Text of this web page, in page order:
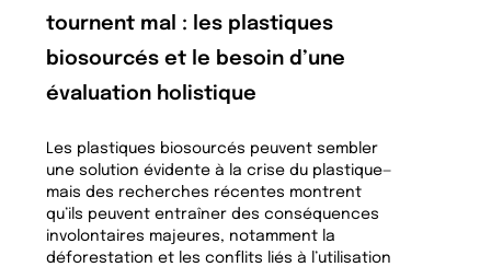
tournent mal : les plastiques
biosourcés et le besoin d’une
évaluation holistique
Les plastiques biosourcés peuvent sembler
une solution évidente à la crise du plastique—
mais des recherches récentes montrent
qu’ils peuvent entraîner des conséquences
involontaires majeures, notamment la
déforestation et les conflits liés à l’utilisation